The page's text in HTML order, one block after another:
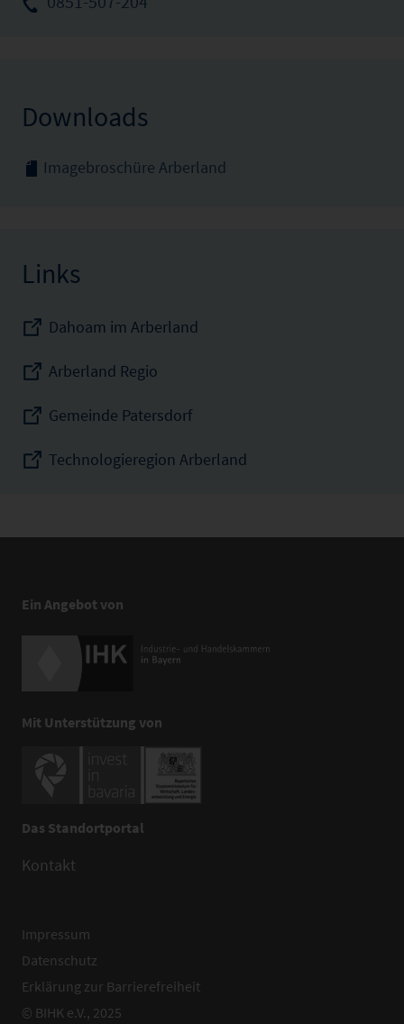
Downloads
Imagebroschüre Arberland
Links
Dahoam im Arberland
Arberland Regio
Gemeinde Patersdorf
Technologieregion Arberland
Ein Angebot von
Mit Unterstützung von
Das Standortportal
Kontakt
Impressum
Datenschutz
Erklärung zur Barrierefreiheit
© BIHK e.V., 2025